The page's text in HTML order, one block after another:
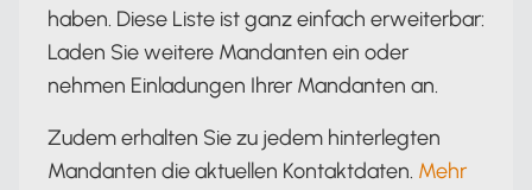
haben. Diese Liste ist ganz einfach erweiterbar:
Laden Sie weitere Mandanten ein oder
nehmen Einladungen Ihrer Mandanten an.
Zudem erhalten Sie zu jedem hinterlegten
Mandanten die aktuellen Kontaktdaten. Mehr